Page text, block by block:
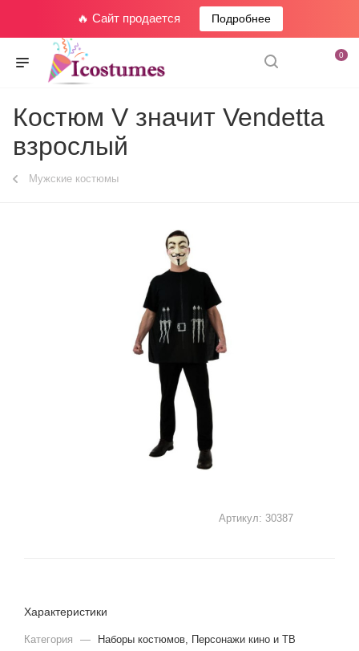
🔥 Сайт продается Подробнее
0
Костюм V значит Vendetta
взрослый
Мужские костюмы
Артикул: 30387
Характеристики
Категория —
Наборы костюмов, Персонажи кино и ТВ